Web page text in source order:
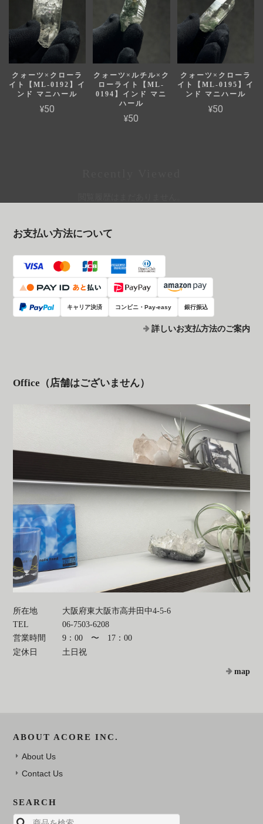
クォーツ×クローラ
イト【ML-0192】イ
ンド マニハール
¥50
クォーツ×ルチル×ク
ローライト【ML-
0194】インド マニ
ハール
¥50
クォーツ×クローラ
イト【ML-0195】イ
ンド マニハール
¥50
お支払い方法について
キャリア決済 コンビニ・Pay-easy 銀行振込
詳しいお支払方法のご案内
Office（店舗はございません）
所在地
大阪府東大阪市高井田中4-5-6
TEL
06-7503-6208
営業時間
9：00 〜 17：00
定休日
土日祝
map
ABOUT ACORE INC.
About Us
Contact Us
SEARCH